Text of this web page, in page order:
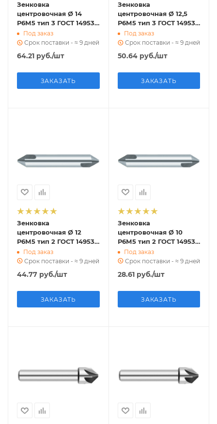
Зенковка
центровочная Ø 14
Р6М5 тип 3 ГОСТ 14953-
80Под заказ
Срок поставки - ≈ 9 дней
64.21 руб./шт
ЗАКАЗАТЬ
Зенковка
центровочная Ø 12,5
Р6М5 тип 3 ГОСТ 14953-
80Под заказ
Срок поставки - ≈ 9 дней
50.64руб./шт
ЗАКАЗАТЬ
Зенковка
центровочная Ø 12
Р6М5 тип 2 ГОСТ 14953-
80Под заказ
Срок поставки - ≈ 9 дней
44.77 руб./шт
ЗАКАЗАТЬ
Зенковка
центровочная Ø 10
Р6М5 тип 2 ГОСТ 14953-
80Под заказ
Срок поставки - ≈ 9 дней
28.61руб./шт
ЗАКАЗАТЬ